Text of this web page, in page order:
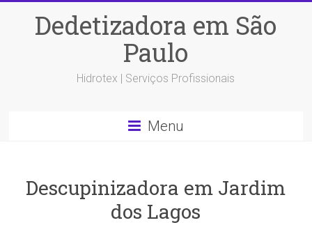
Dedetizadora em São
Paulo
Hidrotex | Serviços Profissionais
Menu
Descupinizadora em Jardim
dos Lagos